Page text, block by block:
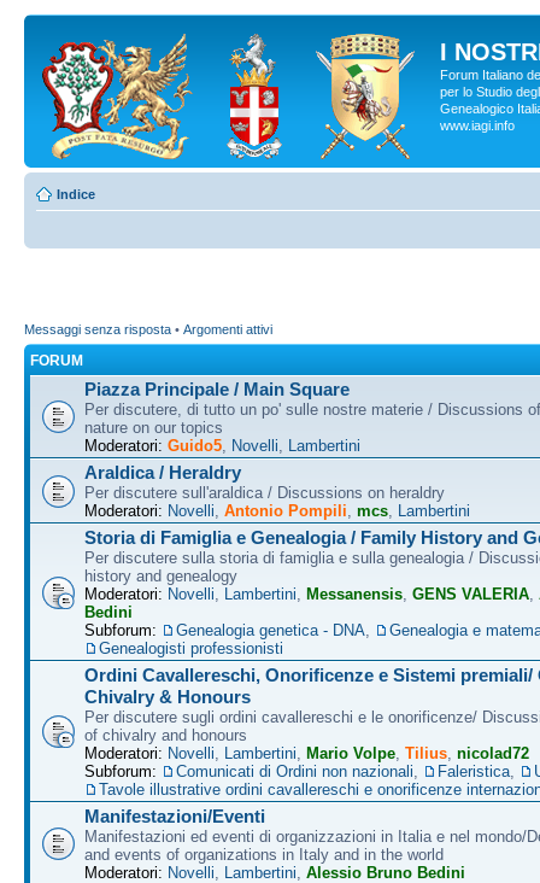
I
Forum Italiano
per lo Studio
Genealogico
www.iagi.info
Indice
Messaggi senza risposta • Argomenti attivi
FORUM
Piazza Principale / Main Square
Per discutere, di tutto un po' sulle nostre materie / Discussions
nature on our topics
Moderatori: Guido5 Novelli Lambertini
Araldica / Heraldry
Per discutere sull'araldica / Discussions on heraldry
Moderatori: Novelli Antonio Pompili mcs Lambertini
Storia di Famiglia e Genealogia / Family History and
Per discutere sulla storia di famiglia e sulla genealogia /
history and genealogy
Moderatori: Novelli Lambertini Messanensis GENS VALERIA
Bedini
Subforum:
Genealogia genetica - DNA
Genealogia e
Genealogisti professionisti
Ordini Cavallereschi, Onorificenze e Sistemi premiali/
Chivalry & Honours
Per discutere sugli ordini cavallereschi e le onorificenze/
of chivalry and honours
Moderatori: Novelli Lambertini Mario Volpe Tilius nicolad72
Subforum:
Comunicati di Ordini non nazionali Faleristica
Tavole illustrative ordini cavallereschi e onorificenze
Manifestazioni/Eventi
Manifestazioni ed eventi di organizzazioni in Italia e nel mondo/
and events of organizations in Italy and in the world
Moderatori: Novelli Lambertini Alessio Bruno Bedini